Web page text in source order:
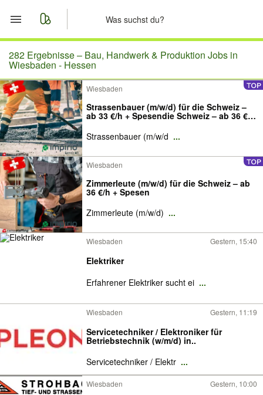
Start
Merkliste
Nachrichten
Anzeige aufgeben
282 Ergebnisse – Bau, Handwerk & Produktion Jobs in
Wiesbaden - Hessen
Wiesbaden
Strassenbauer (m/w/d) für die Schweiz –
ab 33 €/h + Spesendie Schweiz – ab 36 €/h
Strassenbauer (m/w/d ...
Wiesbaden
Zimmerleute (m/w/d) für die Schweiz – ab
36 €/h + Spesen
Zimmerleute (m/w/d) ...
Wiesbaden Gestern, 15:40
Elektriker
Erfahrener Elektriker sucht ei ...
Wiesbaden Gestern, 11:19
Servicetechniker / Elektroniker für
Betriebstechnik (w/m/d) in..
Servicetechniker / Elektr ...
Wiesbaden Gestern, 10:00